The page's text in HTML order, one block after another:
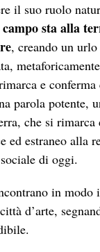
il suo ruolo
sta alla
, creando un
e
parola potente,
che si rimarca
ed estraneo alla
di oggi.
in modo
d’arte,